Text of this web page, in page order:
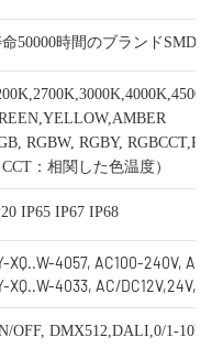
50000時間のブランドSMD
RGBW, RGBY,
CCT：相関した色温度）
IP65 IP67 IP68
XQ..W-4057, AC100-240V, AC/
XQ..W-4033, AC/
OFF, DMX512,DALI,0/1-10V,